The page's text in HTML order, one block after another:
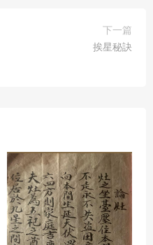
下一篇
挨星秘訣